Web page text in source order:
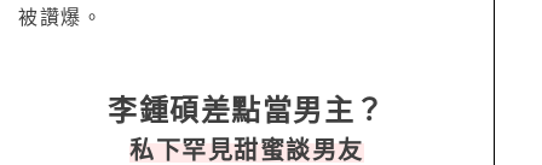
被讚爆。
李鍾碩差點當男主？
私下罕見甜蜜談男友